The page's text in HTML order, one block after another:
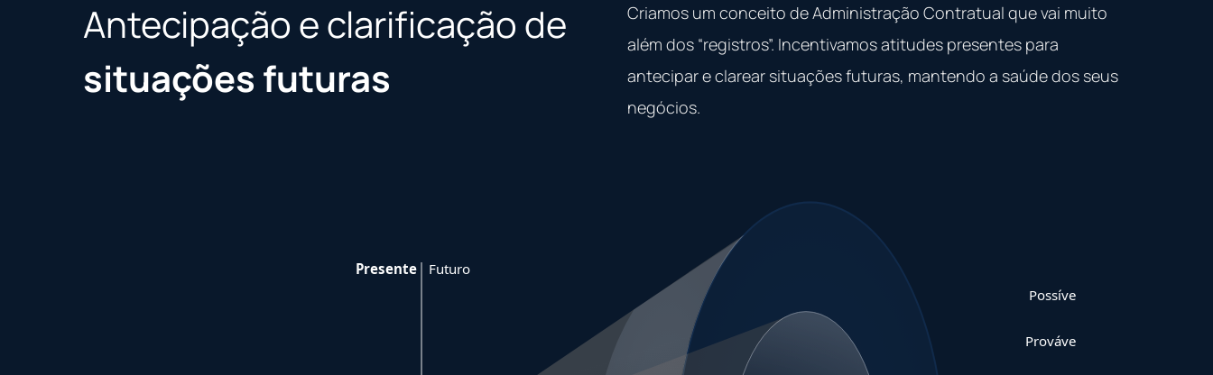
Antecipação e clarificação de
situações futuras
Criamos um conceito de Administração Contratual que vai muito
além dos “registros”. Incentivamos atitudes presentes para
antecipar e clarear situações futuras, mantendo a saúde dos seus
negócios.
Provável
Possível
Futuro
Presente